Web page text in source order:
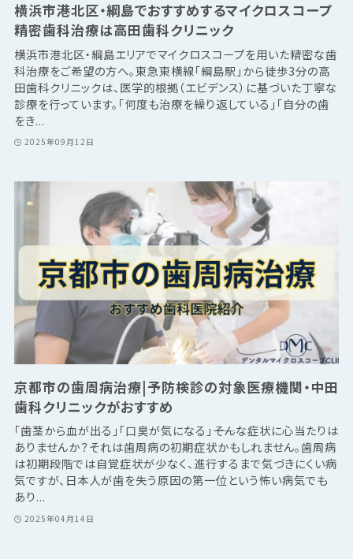
横浜市港北区・綱島でおすすめするマイクロスコープ
精密歯科治療は高田歯科クリニック
横浜市港北区・綱島エリアでマイクロスコープを用いた精密な歯
科治療をご希望の方へ。東急東横線「綱島駅」から徒歩3分の高
田歯科クリニックは、医学的根拠（エビデンス）に基づいた丁寧な
診療を行っています。「何度も治療を繰り返している」「自分の歯
をき...
2025年09月12日
京都市の歯周病治療|予防検診の対象医療機関・中田
歯科クリニックがおすすめ
「歯茎から血が出る」「口臭が気になる」――そんな症状に心当たりは
ありませんか？それは歯周病の初期症状かもしれません。歯周病
は初期段階では自覚症状が少なく、進行するまで気づきにくい病
気ですが、日本人が歯を失う原因の第一位という怖い病気でも
あり...
2025年04月14日